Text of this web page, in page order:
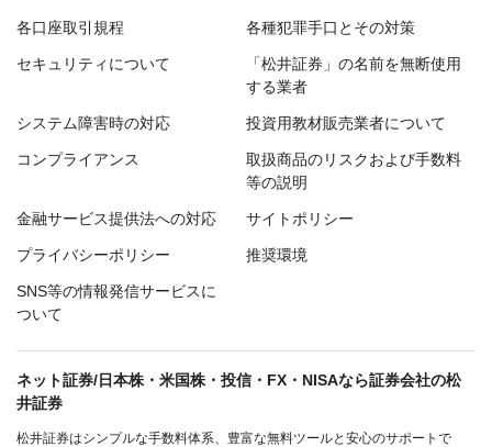
各口座取引規程 各種犯罪手口とその対策
セキュリティについて
「松井証券」の名前を無断使用
する業者
システム障害時の対応 投資用教材販売業者について
コンプライアンス
取扱商品のリスクおよび手数料
等の説明
金融サービス提供法への対応 サイトポリシー
プライバシーポリシー 推奨環境
SNS等の情報発信サービスに
ついて
ネット証券/日本株・米国株・投信・FX・NISAなら証券会社の松
井証券
松井証券はシンプルな手数料体系、豊富な無料ツールと安心のサポートで